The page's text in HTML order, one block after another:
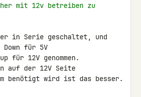
mit 12v betreiben zu
in Serie geschaltet, und
Down für 5V
für 12V genommen.
auf der 12V Seite
benötigt wird ist das besser.